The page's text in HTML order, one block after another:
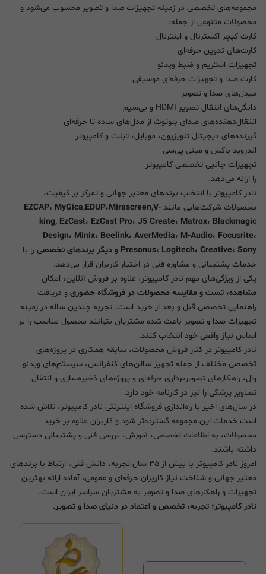
مجموعه‌های تخصصی در زمینه تجهیزات صدا و تصویر محسوب می‌شود و
محصولات متنوعی از جمله:
کارت کپچر اکسترنال و اینترنال
کارت‌های تدوین حرفه‌ای
تجهیزات استریم و ضبط ویدئو
کارت صدا و تجهیزات حرفه‌ای موسیقی
مبدل‌های صدا و تصویر
دانگل‌های انتقال تصویر HDMI و بی‌سیم
انتقال‌دهنده‌های صدای بلوتوث از مدل‌های ساده تا حرفه‌ای
گیرنده‌های دیجیتال تلویزیون، موبایل، تبلت و کامپیوتر
اندروید باکس و مینی پی‌سی
تجهیزات جانبی تخصصی کامپیوتر
را ارائه می‌دهد.
نادر کامپیوتر با انتخاب برندهای معتبر جهانی و تمرکز بر کیفیت،
محصولات شرکت‌هایی مانند EZCAP، MyGica,EDUP،Mirascreen,V-
king, EzCast، EzCast Pro، J5 Create، Matrox، Blackmagic
Design، Minix، Beelink، AverMedia، M-Audio، Focusrite،
Presonus، Logitech، Creative، Sony و دیگر برندهای تخصصی
را با
خدمات پشتیبانی و مشاوره فنی در اختیار کاربران قرار می‌دهد.
یکی از ویژگی‌های مهم نادر کامپیوتر، علاوه بر فروش آنلاین، امکان
مشاهده، تست و مقایسه محصولات در فروشگاه حضوری و دریافت
راهنمایی تخصصی قبل و بعد از خرید است. تجربه چندین ساله در زمینه
تجهیزات صدا و تصویر باعث شده مشتریان بتوانند محصول مناسب را بر
اساس نیاز واقعی خود انتخاب کنند.
نادر کامپیوتر در کنار فروش محصولات، سابقه همکاری در پروژه‌های
تخصصی مختلف از جمله تجهیز سالن‌های کنفرانس، سیستم‌های ویدئو
وال، راهکارهای تصویربرداری حرفه‌ای و پروژه‌های ذخیره‌سازی و انتقال
تصاویر پزشکی را نیز در کارنامه خود دارد.
در سال‌های اخیر با راه‌اندازی فروشگاه اینترنتی نادر کامپیوتر، تلاش شده
است خدمات این مجموعه گسترده‌تر شود و کاربران علاوه بر خرید
محصولات، به اطلاعات تخصصی، آموزش، بررسی فنی و پشتیبانی دسترسی
داشته باشند.
امروز نادر کامپیوتر با بیش از ۳۵ سال تجربه، دانش فنی، ارتباط با برندهای
معتبر جهانی و شناخت نیاز کاربران حرفه‌ای و عمومی، آماده ارائه بهترین
تجهیزات و راهکارهای صدا و تصویر به مشتریان سراسر ایران است.
نادر کامپیوتر؛ تجربه، تخصص و اعتماد در دنیای صدا و تصویر.